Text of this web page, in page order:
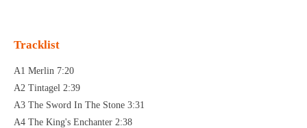
Tracklist
A1 Merlin 7:20
A2 Tintagel 2:39
A3 The Sword In The Stone 3:31
A4 The King's Enchanter 2:38